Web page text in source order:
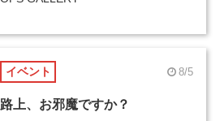
イベント 8/5
路上、お邪魔ですか？